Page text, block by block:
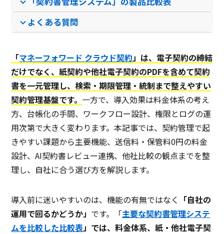
サポート
/
よくある質問
「マネーフォワード クラウド契約」は、電子契約の締結
だけでなく、紙契約や他社電子契約のPDFを含めて契約
書を一元管理し、検索・期限管理・統制まで整えやすい
契約管理基盤です。 一方で、導入効果は料金体系の考え
方、台帳化の手間、ワークフロー設計、権限とログの運
用次第で大きく変わります。本記事では、契約管理で起
きやすい課題から主要機能、送信料・保管料0円の料金
設計、AI契約書レビュー連携、他社比較の観点までを整
理し、自社に合う選び方を解説します。
導入前に迷いやすいのは、機能の有無ではなく 「自社の
運用で回るかどうか」 です。「主要な契約書管理システ
ムを比較した比較表」では、料金体系、紙・他社電子契